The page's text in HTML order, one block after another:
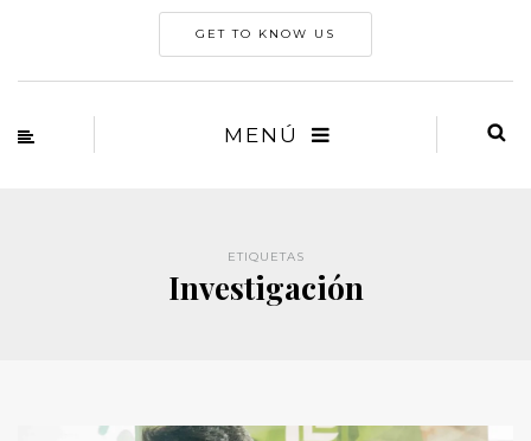
GET TO KNOW US
MENÚ
ETIQUETAS
Investigación